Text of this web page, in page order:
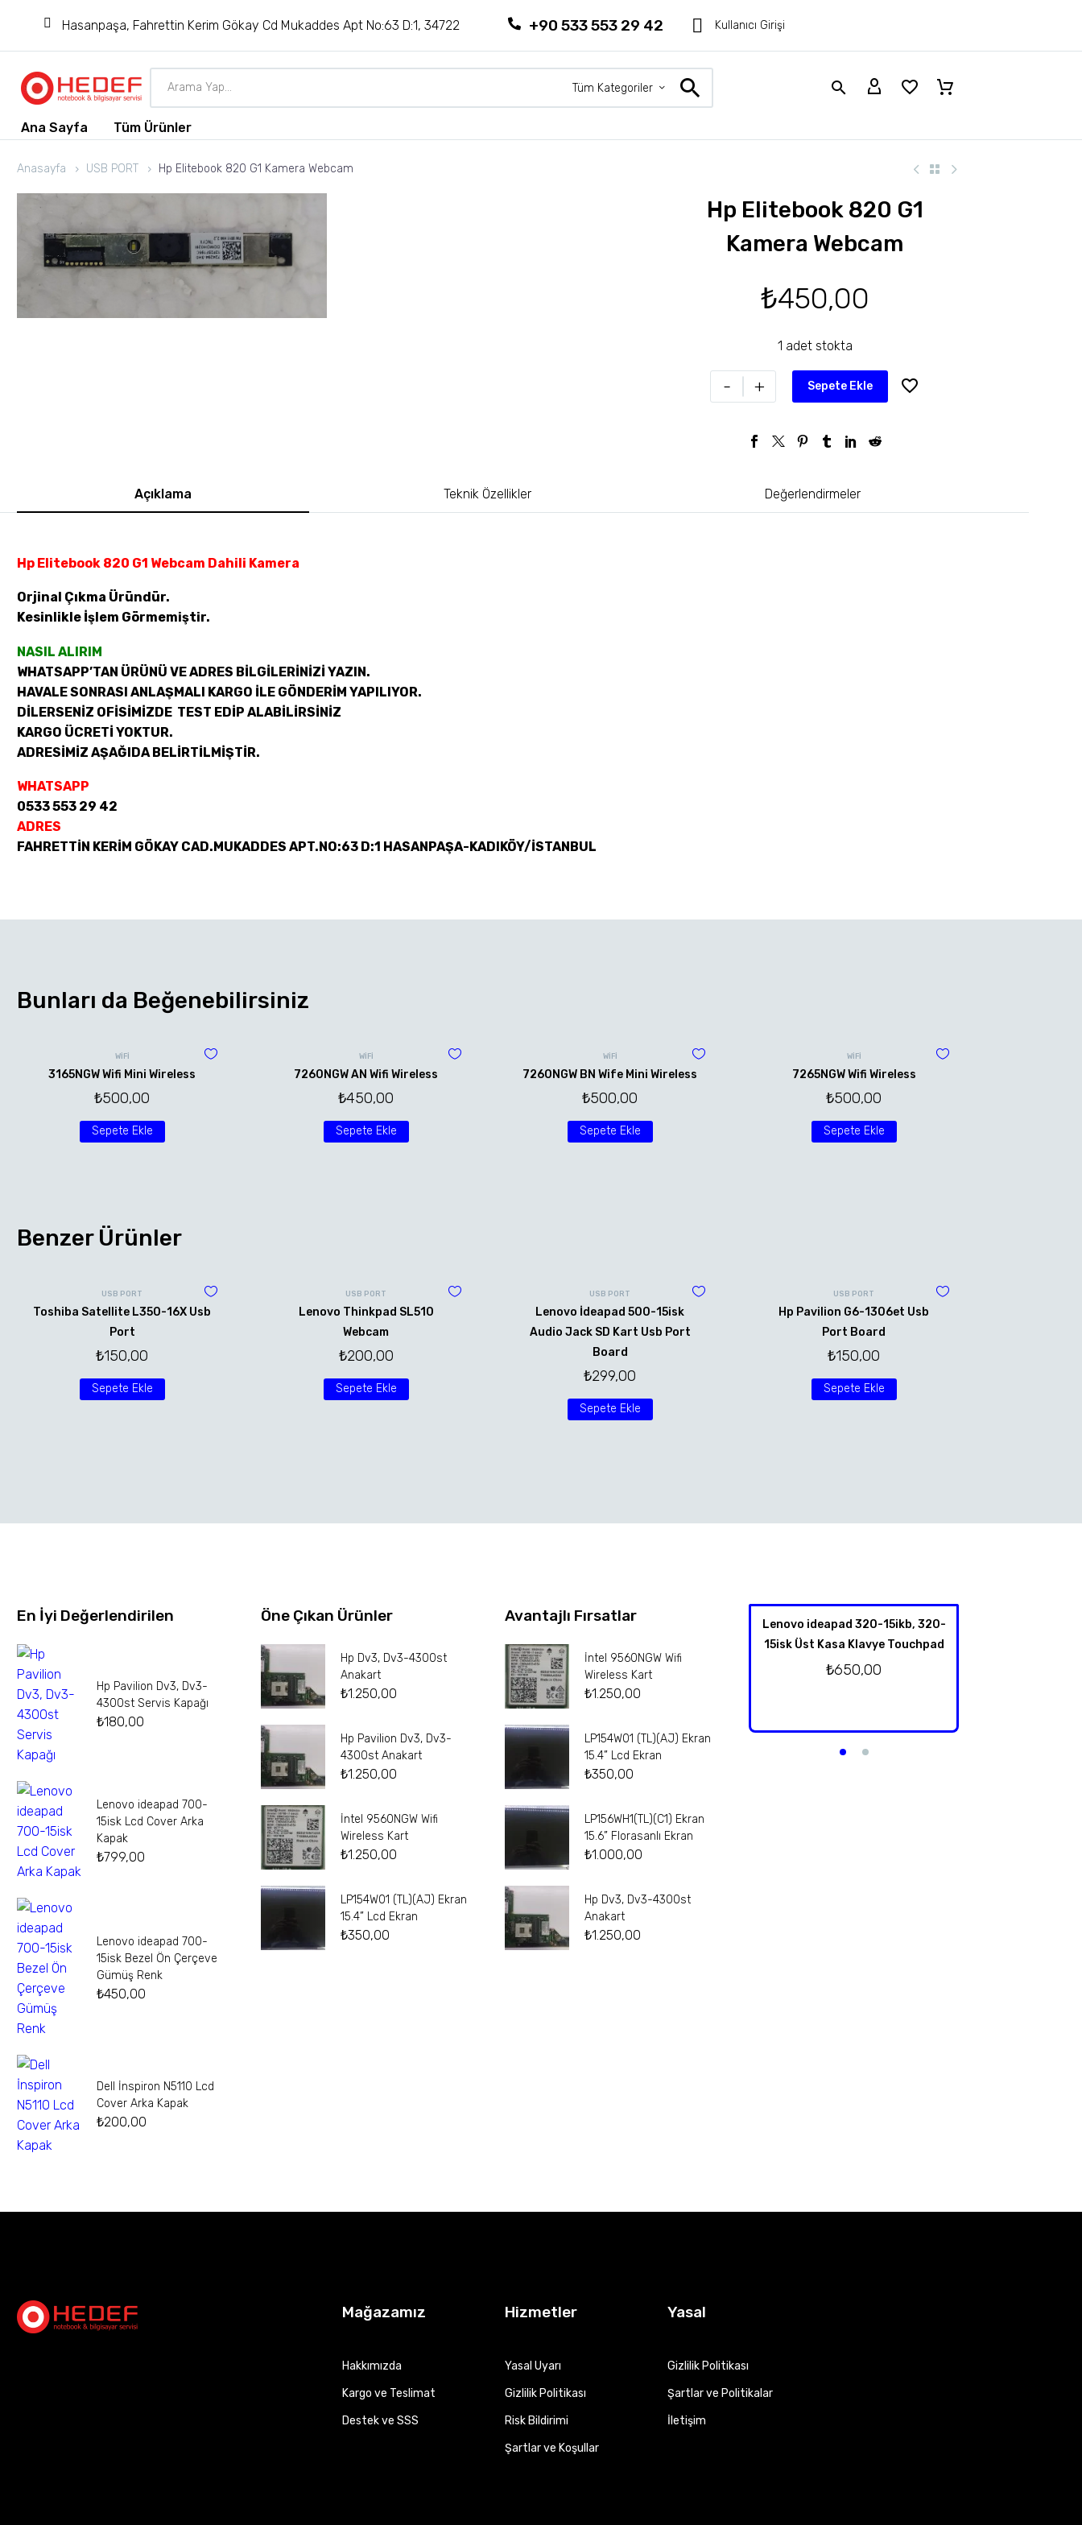
Hasanpaşa, Fahrettin Kerim Gökay Cd Mukaddes Apt No:63 D:1, 34722 +90 533 553 29 42 Kullanıcı Girişi
Tüm Kategoriler
Ana Sayfa Tüm Ürünler
Anasayfa USB PORT Hp Elitebook 820 G1 Kamera Webcam
Hp Elitebook 820 G1
Kamera Webcam
₺450,00
1 adet stokta
- + Sepete Ekle
Açıklama Teknik Özellikler Değerlendirmeler
Hp Elitebook 820 G1 Webcam Dahili Kamera
Orjinal Çıkma Üründür.
Kesinlikle İşlem Görmemiştir.
NASIL ALIRIM
WHATSAPP’TAN ÜRÜNÜ VE ADRES BİLGİLERİNİZİ YAZIN.
HAVALE SONRASI ANLAŞMALI KARGO İLE GÖNDERİM YAPILIYOR.
DİLERSENİZ OFİSİMİZDE TEST EDİP ALABİLİRSİNİZ
KARGO ÜCRETİ YOKTUR.
ADRESİMİZ AŞAĞIDA BELİRTİLMİŞTİR.
WHATSAPP
0533 553 29 42
ADRES
FAHRETTİN KERİM GÖKAY CAD.MUKADDES APT.NO:63 D:1 HASANPAŞA-KADIKÖY/İSTANBUL
Bunları da Beğenebilirsiniz
WİFİ
3165NGW Wifi Mini Wireless
₺500,00
Sepete Ekle
WİFİ
7260NGW AN Wifi Wireless
₺450,00
Sepete Ekle
WİFİ
7260NGW BN Wife Mini Wireless
₺500,00
Sepete Ekle
WİFİ
7265NGW Wifi Wireless
₺500,00
Sepete Ekle
Benzer Ürünler
USB PORT
Toshiba Satellite L350-16X Usb
Port
₺150,00
Sepete Ekle
USB PORT
Lenovo Thinkpad SL510
Webcam
₺200,00
Sepete Ekle
USB PORT
Lenovo İdeapad 500-15isk
Audio Jack SD Kart Usb Port
Board
₺299,00
Sepete Ekle
USB PORT
Hp Pavilion G6-1306et Usb
Port Board
₺150,00
Sepete Ekle
En İyi Değerlendirilen
Hp Pavilion Dv3, Dv3-
4300st Servis Kapağı
₺180,00
Lenovo ideapad 700-
15isk Lcd Cover Arka
Kapak
₺799,00
Lenovo ideapad 700-
15isk Bezel Ön Çerçeve
Gümüş Renk
₺450,00
Dell İnspiron N5110 Lcd
Cover Arka Kapak
₺200,00
Öne Çıkan Ürünler
Hp Dv3, Dv3-4300st
Anakart
₺1.250,00
Hp Pavilion Dv3, Dv3-
4300st Anakart
₺1.250,00
İntel 9560NGW Wifi
Wireless Kart
₺1.250,00
LP154W01 (TL)(AJ) Ekran
15.4” Lcd Ekran
₺350,00
Avantajlı Fırsatlar
İntel 9560NGW Wifi
Wireless Kart
₺1.250,00
LP154W01 (TL)(AJ) Ekran
15.4” Lcd Ekran
₺350,00
LP156WH1(TL)(C1) Ekran
15.6” Florasanlı Ekran
₺1.000,00
Hp Dv3, Dv3-4300st
Anakart
₺1.250,00
Lenovo ideapad 320-15ikb, 320-
15isk Üst Kasa Klavye Touchpad
₺650,00
Mağazamız
Hakkımızda
Kargo ve Teslimat
Destek ve SSS
Hizmetler
Yasal Uyarı
Gizlilik Politikası
Risk Bildirimi
Şartlar ve Koşullar
Yasal
Gizlilik Politikası
Şartlar ve Politikalar
İletişim